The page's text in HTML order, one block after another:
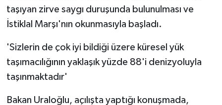
taşıyan zirve saygı duruşunda bulunulması ve
İstiklal Marşı'nın okunmasıyla başladı.
'Sizlerin de çok iyi bildiği üzere küresel yük
taşımacılığının yaklaşık yüzde 88'i denizyoluyla
taşınmaktadır'
Bakan Uraloğlu, açılışta yaptığı konuşmada,